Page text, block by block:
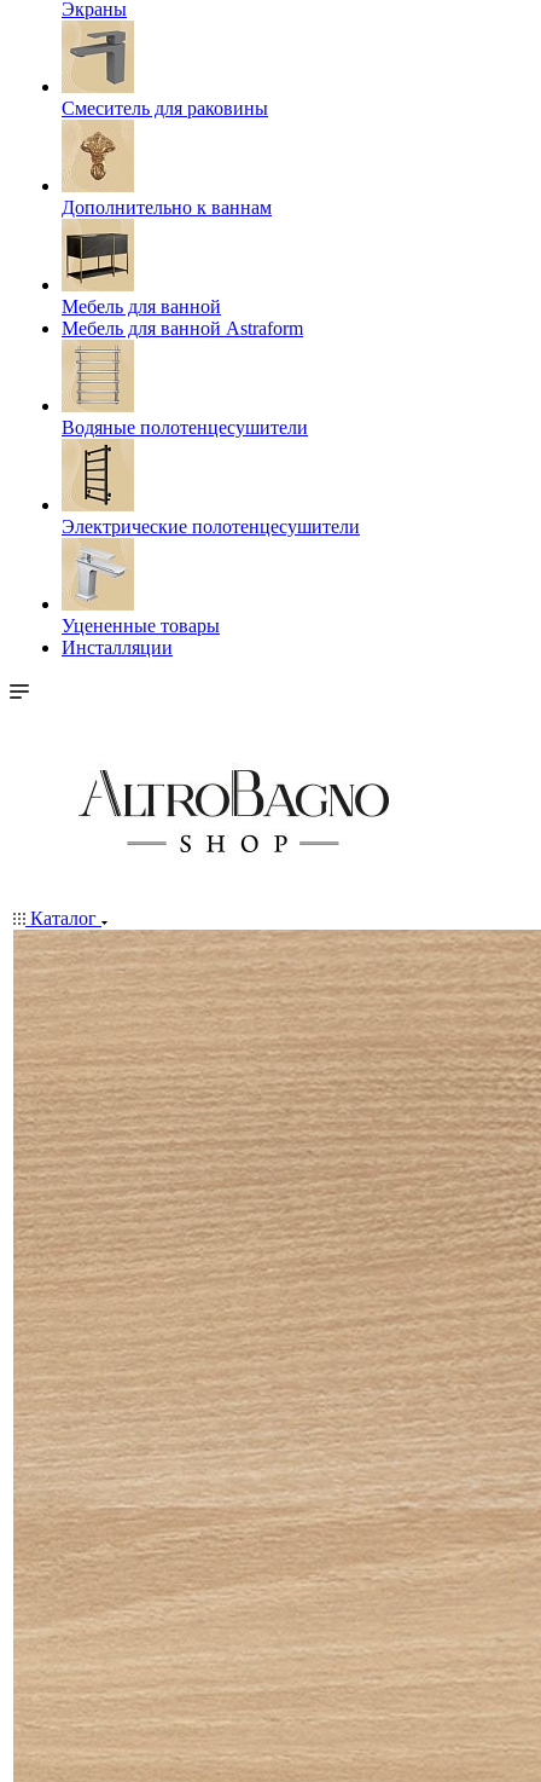
Экраны
Смеситель для раковины
Дополнительно к ваннам
Мебель для ванной
Мебель для ванной Astraform
Водяные полотенцесушители
Электрические полотенцесушители
Уцененные товары
Инсталляции
Каталог